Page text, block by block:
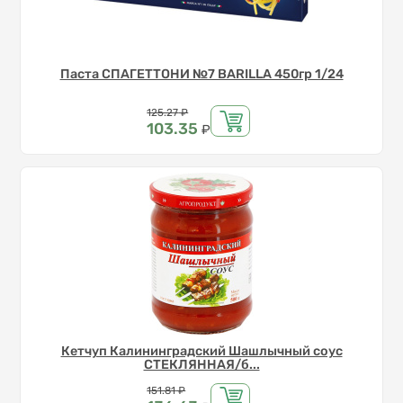
Паста СПАГЕТТОНИ №7 BARILLA 450гр 1/24
Цена
125.27 ₽
103.35 ₽
Кетчуп Калининградский Шашлычный соус
СТЕКЛЯННАЯ/б...
Цена
151.81 ₽